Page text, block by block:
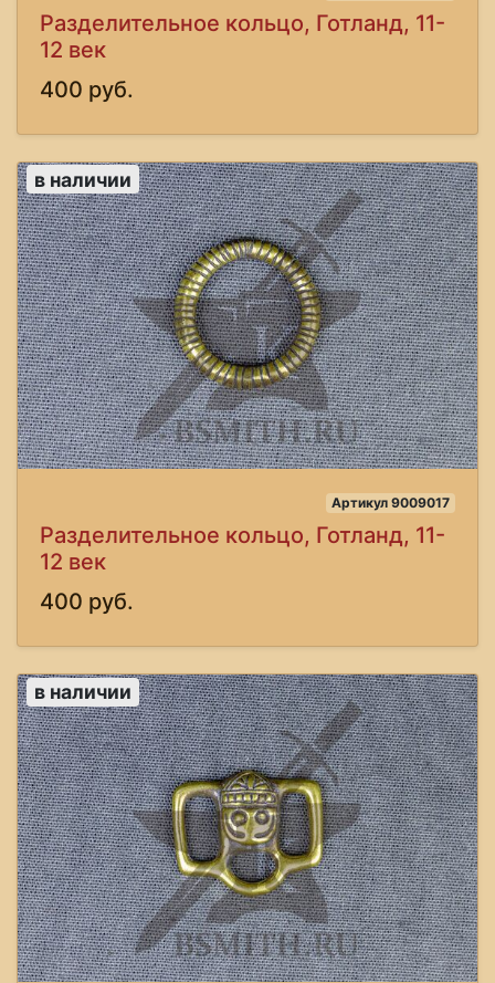
Разделительное кольцо, Готланд, 11-
12 век
400 руб.
в наличии
Артикул 9009017
Разделительное кольцо, Готланд, 11-
12 век
400 руб.
в наличии